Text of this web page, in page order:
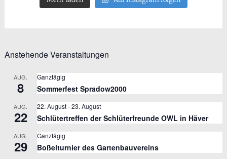
Anstehende Veranstaltungen
AUG.
8
Ganztägig
Sommerfest Spradow2000
AUG.
22
22. August-23. August
Schlütertreffen der Schlüterfreunde OWL in Häver
AUG.
29
Ganztägig
Boßelturnier des Gartenbauvereins